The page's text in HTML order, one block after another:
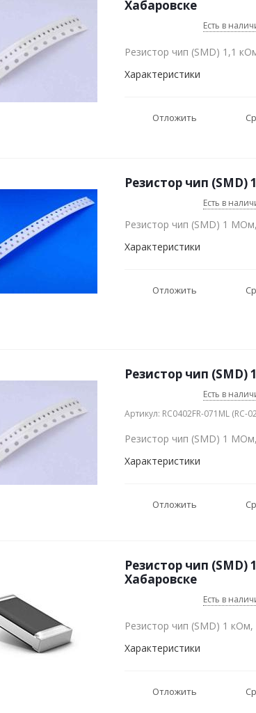
Хабаровске
Есть в
Резистор чип (SMD) 1,1
Характеристики
Отложить
Резистор чип (SMD)
Есть в
Резистор чип (SMD) 1
Характеристики
Отложить
Резистор чип (SMD)
Есть в
Артикул: RC0402FR-071ML (RC-
Резистор чип (SMD) 1
Характеристики
Отложить
Резистор чип (SMD)
Хабаровске
Есть в
Резистор чип (SMD) 1 кОм,
Характеристики
Отложить